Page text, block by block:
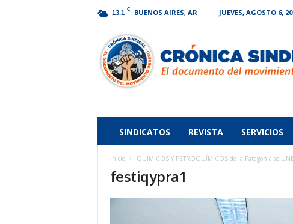
13.1 C BUENOS AIRES, AR JUEVES, AGOSTO 6,
Sindical
SINDICATOS REVISTA SERVICIOS
Inicio QUIMICOS Y PETROQUÍMICOS de la Patagonia se
festiqypra1